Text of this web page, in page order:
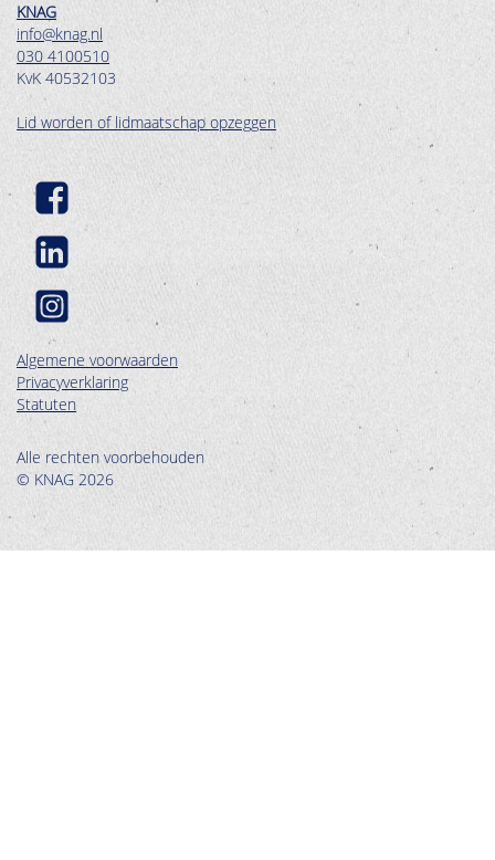
KNAG
info@knag.nl
030 4100510
KvK 40532103
Lid worden of lidmaatschap opzeggen
Algemene voorwaarden
Privacyverklaring
Statuten
Alle rechten voorbehouden
© KNAG 2026